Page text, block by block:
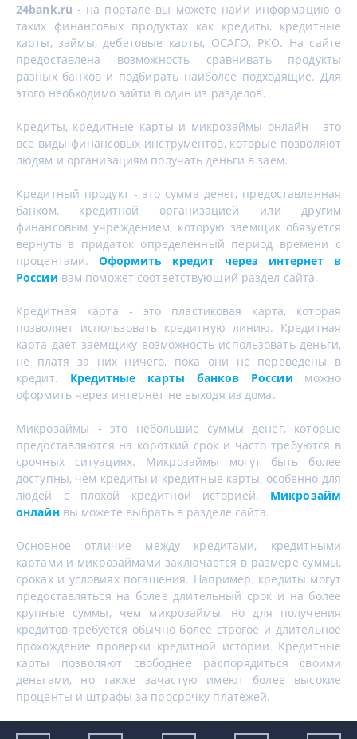
24bank.ru - на портале вы можете найи информацию о
таких финансовых продуктах как кредиты, кредитные
карты, займы, дебетовые карты, ОСАГО, РКО. На сайте
предоставлена возможность сравнивать продукты
разных банков и подбирать наиболее подходящие. Для
этого необходимо зайти в один из разделов.
Кредиты, кредитные карты и микрозаймы онлайн - это
все виды финансовых инструментов, которые позволяют
людям и организациям получать деньги в заем.
Кредитный продукт - это сумма денег, предоставленная
банком, кредитной организацией или другим
финансовым учреждением, которую заемщик обязуется
вернуть в придаток определенный период времени с
процентами. Оформить кредит через интернет в
России вам поможет соответствующий раздел сайта.
Кредитная карта - это пластиковая карта, которая
позволяет использовать кредитную линию. Кредитная
карта дает заемщику возможность использовать деньги,
не платя за них ничего, пока они не переведены в
кредит. Кредитные карты банков России можно
оформить через интернет не выходя из дома.
Микрозаймы - это небольшие суммы денег, которые
предоставляются на короткий срок и часто требуются в
срочных ситуациях. Микрозаймы могут быть более
доступны, чем кредиты и кредитные карты, особенно для
людей с плохой кредитной историей. Микрозайм
онлайнвы можете выбрать в разделе сайта.
Основное отличие между кредитами, кредитными
картами и микрозаймами заключается в размере суммы,
сроках и условиях погашения. Например, кредиты могут
предоставляться на более длительный срок и на более
крупные суммы, чем микрозаймы, но для получения
кредитов требуется обычно более строгое и длительное
прохождение проверки кредитной истории. Кредитные
карты позволяют свободнее распорядиться своими
деньгами, но также зачастую имеют более высокие
проценты и штрафы за просрочку платежей.